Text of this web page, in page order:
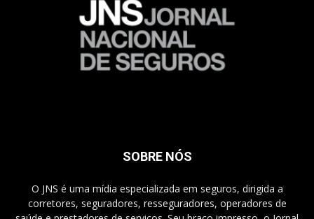
SOBRE NÓS
O JNS é uma mídia especializada em seguros, dirigida a
corretores, seguradores, resseguradores, operadores de